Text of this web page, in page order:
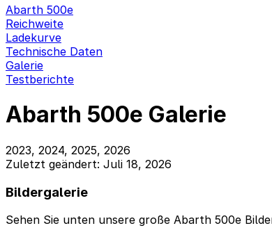
Abarth 500e
Reichweite
Ladekurve
Technische Daten
Galerie
Testberichte
Abarth 500e Galerie
2023, 2024, 2025, 2026
Zuletzt geändert: Juli 18, 2026
Bildergalerie
Sehen Sie unten unsere große Abarth 500e